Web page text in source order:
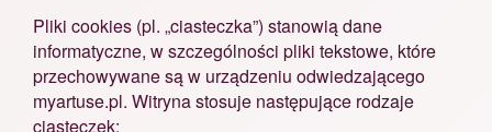
Pliki cookies (pl. „ciasteczka”) stanowią dane
informatyczne, w szczególności pliki tekstowe, które
przechowywane są w urządzeniu odwiedzającego
myartuse.pl. Witryna stosuje następujące rodzaje
ciasteczek: